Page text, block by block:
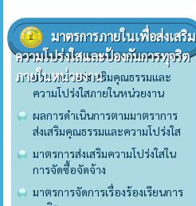
มาตรการภายในเพื่อส่งเสริม
ความโปร่งใสและป้องกันการทุจริต
ภายในหน่วยงาน
มาตราการส่งเสริมคุณธรรมและ
ความโปร่งใสภายในหน่วยงาน
ผลการดำเนินการตามมาตราการ
ส่งเสริมคุณธรรมและความโปร่งใส
มาตรการส่งเสริมความโปร่งใสใน
การจัดซื้อจัดจ้าง
มาตรการจัดการเรื่องร้องเรียนการ